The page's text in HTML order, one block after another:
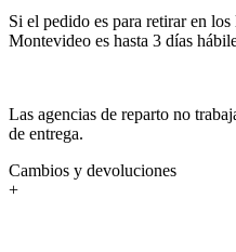
Si el pedido es para retirar en
Montevideo es hasta 3 días
Las agencias de reparto no
de entrega.
Cambios y devoluciones
+